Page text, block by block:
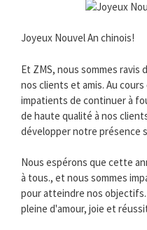
Joyeux Nouvel An chinois!
Et ZMS, nous sommes ravis
nos clients et amis. Au
impatients de continuer à
de haute qualité à nos
développer notre présence
Nous espérons que cette
à tous., et nous sommes
pour atteindre nos
pleine d'amour, joie et